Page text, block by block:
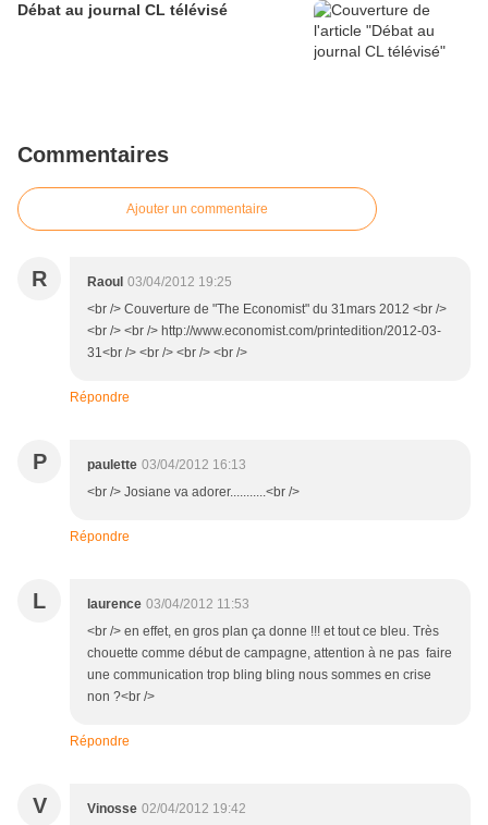
Débat au journal CL télévisé
Commentaires
Ajouter un commentaire
R Raoul 03/04/2012 19:25
<br /> Couverture de "The Economist" du 31mars 2012 <br />
<br /> <br /> http://www.economist.com/printedition/2012-03-
31<br /> <br /> <br /> <br />
Répondre
P paulette 03/04/2012 16:13
<br /> Josiane va adorer...........<br />
Répondre
L laurence 03/04/2012 11:53
<br /> en effet, en gros plan ça donne !!! et tout ce bleu. Très
chouette comme début de campagne, attention à ne pas faire
une communication trop bling bling nous sommes en crise
non ?<br />
Répondre
V Vinosse 02/04/2012 19:42